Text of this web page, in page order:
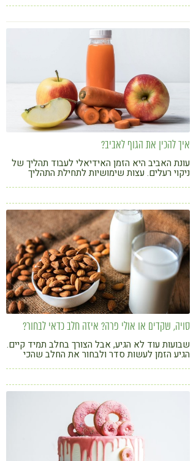
איך להכין את הגוף לאביב?
עונת האביב היא הזמן האידיאלי לעבוד תהליך של
ניקוי רעלים. עצות שימושיות לתחילת התהליך
סויה, שקדים או אולי פרה? איזה חלב כדאי לבחור?
שבועות עוד לא הגיע, אבל הצורך בחלב תמיד קיים.
הגיע הזמן לעשות סדר ולבחור את החלב שהכי
מתאים לדרישות שלכם